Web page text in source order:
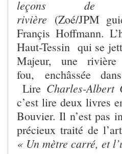
leçons de
rivière (Zoé/JPM
Françis Hoffmann.
Haut-Tessin qui se
Majeur, une
fou, enchâssée
Lire Charles-
c’est lire deux livres
Bouvier. Il n’est pas
précieux traité de
« Un mètre carré, et